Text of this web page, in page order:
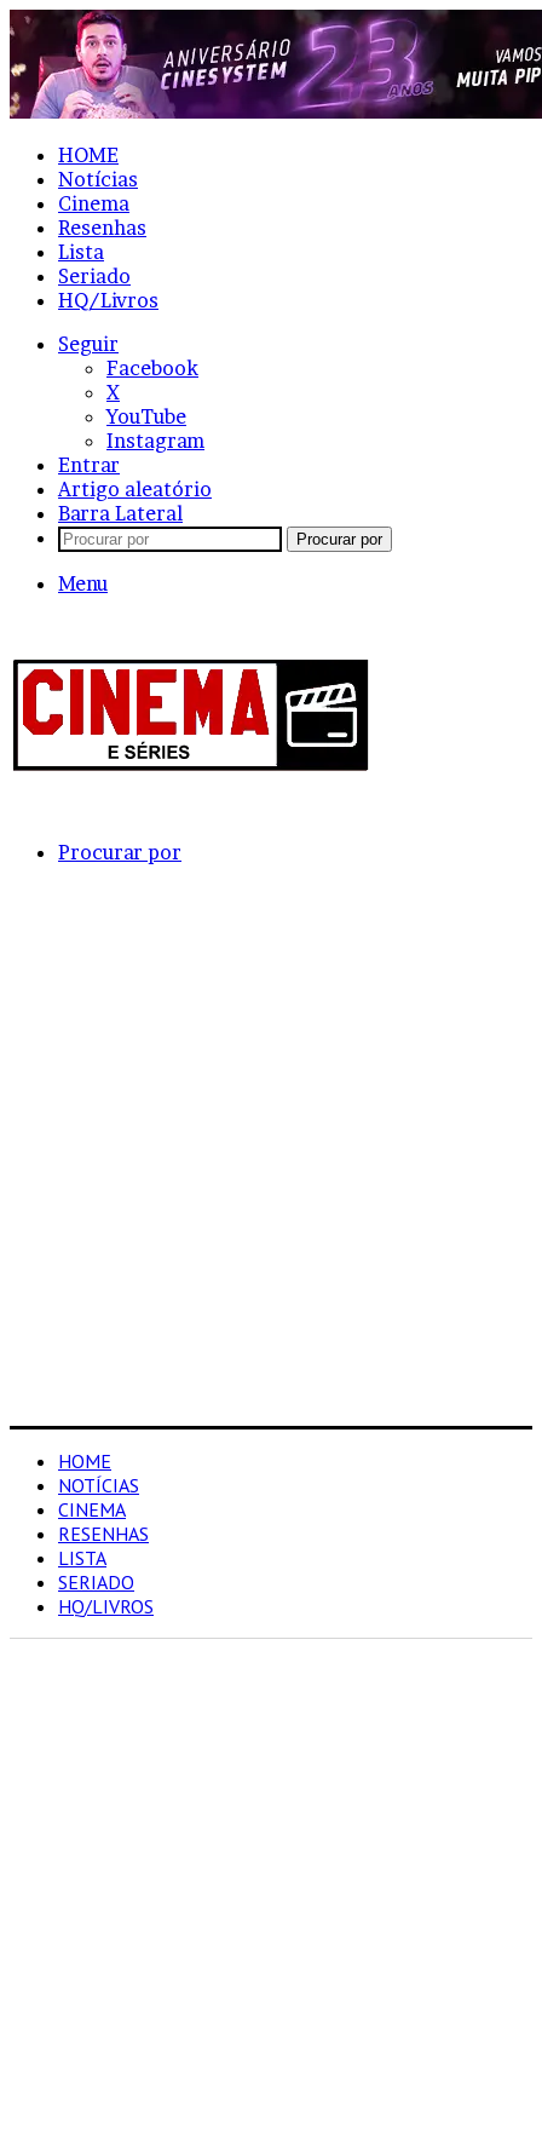
HOME
Notícias
Cinema
Resenhas
Lista
Seriado
HQ/Livros
Seguir
Facebook
X
YouTube
Instagram
Entrar
Artigo aleatório
Barra Lateral
Procurar por
Menu
Procurar por
HOME
NOTÍCIAS
CINEMA
RESENHAS
LISTA
SERIADO
HQ/LIVROS